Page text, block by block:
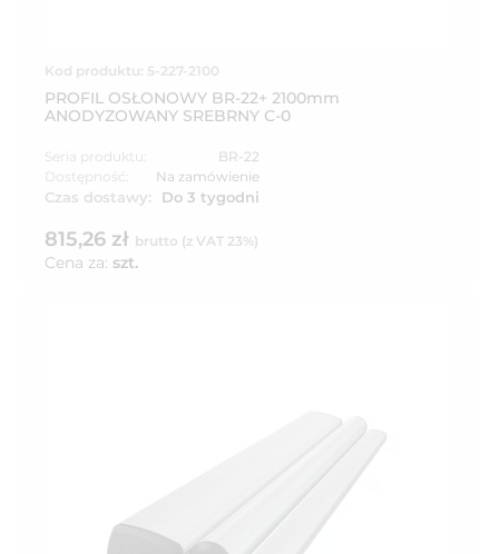
Kod produktu: 5-227-2100
PROFIL OSŁONOWY BR-22+ 2100mm
ANODYZOWANY SREBRNY C-0
Seria produktu:
BR-22
Dostępność:
Na zamówienie
Czas dostawy: Do 3 tygodni
815,26 zł brutto (z VAT 23%)
Cena za: szt.